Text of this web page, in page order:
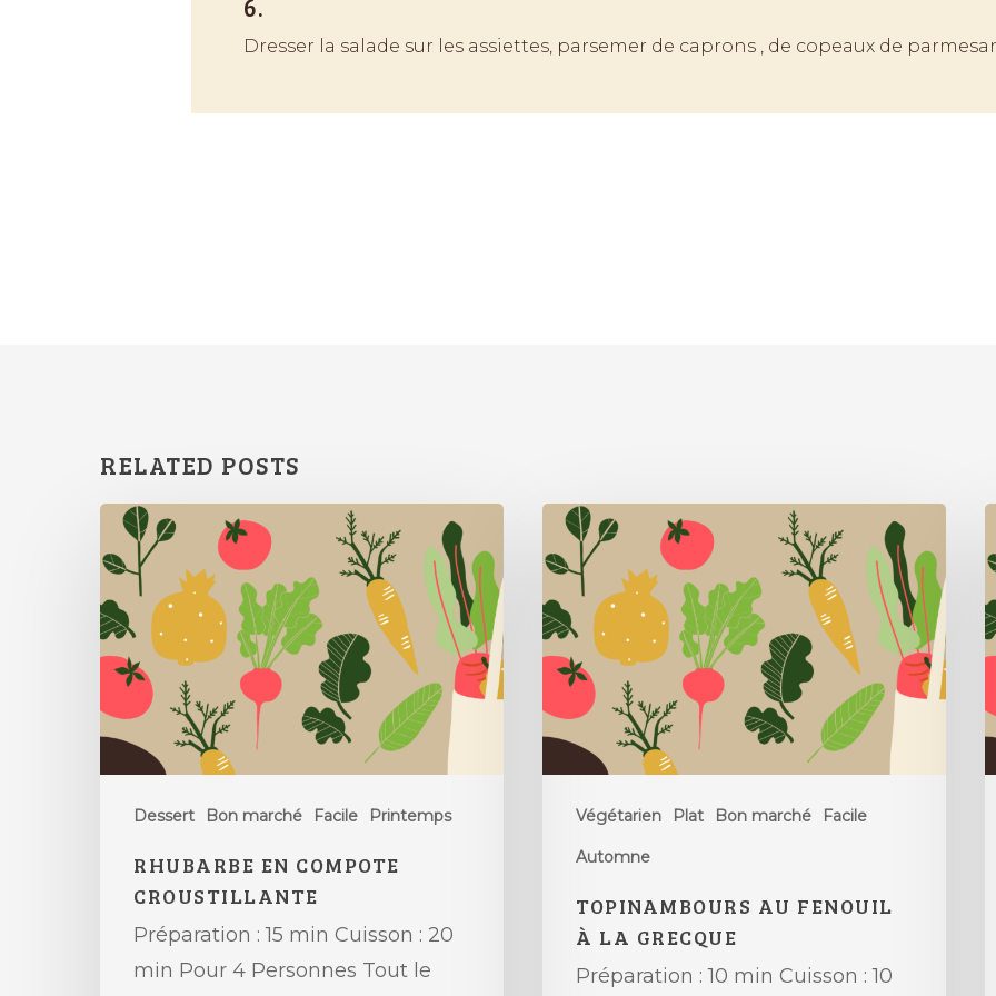
6.
Dresser la salade sur les assiettes, parsemer de caprons , de copeaux de
RELATED POSTS
Dessert Bon marché Facile Printemps
RHUBARBE EN COMPOTE
CROUSTILLANTE
Préparation : 15 min Cuisson : 20
min Pour 4 Personnes Tout le
Végétarien Plat Bon marché Facile
Automne
TOPINAMBOURS AU FENOUIL
À LA GRECQUE
Préparation : 10 min Cuisson : 10